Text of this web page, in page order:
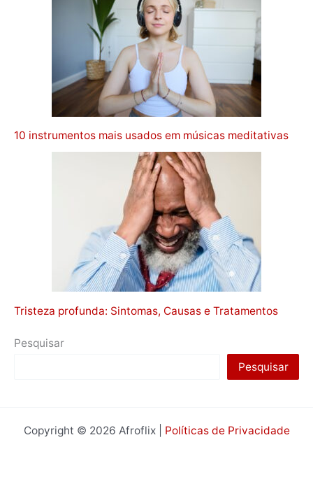
10 instrumentos mais usados em músicas meditativas
Tristeza profunda: Sintomas, Causas e Tratamentos
Pesquisar
Pesquisar
Copyright © 2026 Afroflix | Políticas de Privacidade